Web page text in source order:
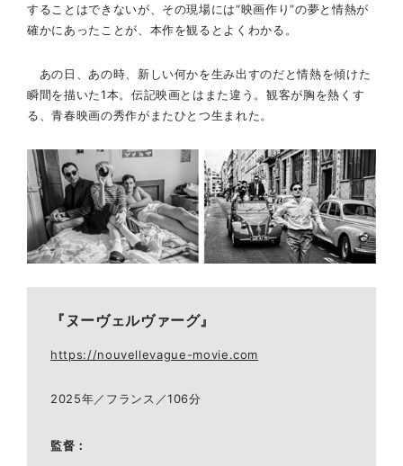
することはできないが、その現場には“映画作り”の夢と情熱が
確かにあったことが、本作を観るとよくわかる。
あの日、あの時、新しい何かを生み出すのだと情熱を傾けた
瞬間を描いた1本。伝記映画とはまた違う。観客が胸を熱くす
る、青春映画の秀作がまたひとつ生まれた。
『ヌーヴェルヴァーグ』
https://nouvellevague-movie.com
2025年／フランス／106分
監督